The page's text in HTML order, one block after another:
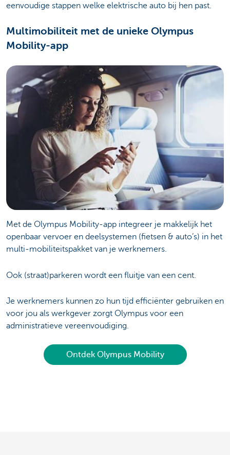
eenvoudige stappen welke elektrische auto bij hen past.
Multimobiliteit met de unieke Olympus
Mobility-app
Met de Olympus Mobility-app integreer je makkelijk het
openbaar vervoer en deelsystemen (fietsen & auto’s) in het
multi-mobiliteitspakket van je werknemers.
Ook (straat)parkeren wordt een fluitje van een cent.
Je werknemers kunnen zo hun tijd efficiënter gebruiken en
voor jou als werkgever zorgt Olympus voor een
administratieve vereenvoudiging.
Ontdek Olympus Mobility